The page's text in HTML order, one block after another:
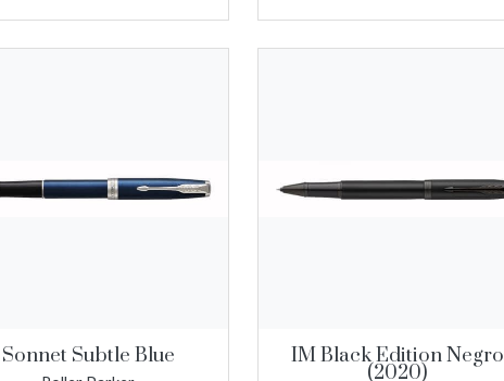
Sonnet Subtle Blue IM Black Edition Negro
(2020)